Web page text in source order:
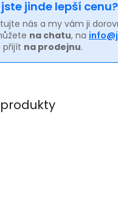
jinde lepší cenu?
nás a my vám ji
na chatu, na
přijít na prodejnu.